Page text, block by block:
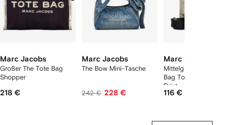
Marc Jacobs
Großer The Tote Bag
Shopper
218 €
Marc Jacobs
The Bow Mini-Tasche
242 € 228 €
Marc Jacobs
Mittelgroßer The Tote
Bag Tote Bag mit
Print
116 €